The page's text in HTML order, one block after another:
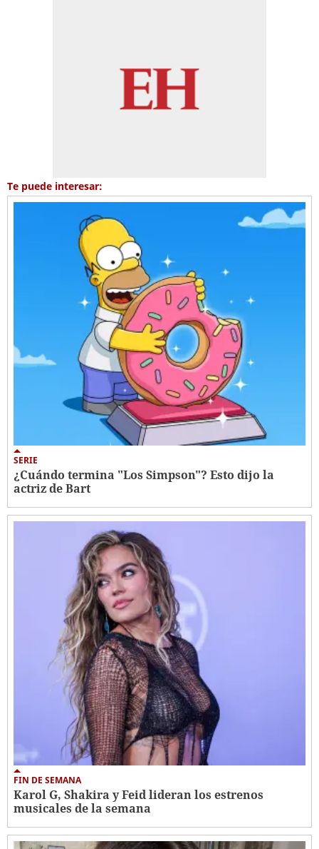
Te puede interesar:
SERIE
¿Cuándo termina "Los Simpson"? Esto dijo la
actriz de Bart
FIN DE SEMANA
Karol G, Shakira y Feid lideran los estrenos
musicales de la semana